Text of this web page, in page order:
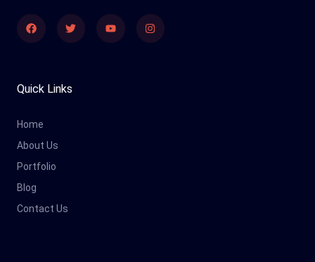
FacebookTwitter YoutubeInstagram
Quick Links
Home
About Us
Portfolio
Blog
Contact Us